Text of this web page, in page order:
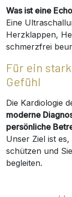
Was ist eine
Eine
Herzklappen,
schmerzfrei
Für ein
Gefühl
Die Kardiologie
moderne
persönliche
Unser Ziel ist
schützen und
begleiten.